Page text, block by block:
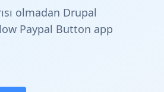
olmadan Drupal
Paypal Button app